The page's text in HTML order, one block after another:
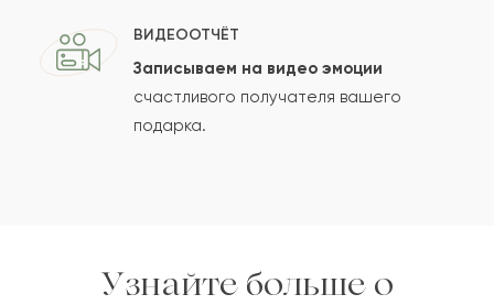
Отзыв будет опубликован после проверки.
Проверяем на спам.
ВИДЕООТЧЁТ
Записываем на видео эмоции
счастливого получателя вашего
подарка.
Узнайте больше о